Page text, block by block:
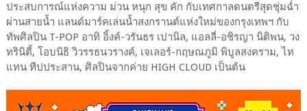
ประสบการณ์แห่งความ ม่วน หนุก สุข คัก กับเทศกาลดนตรีสุดชุ่มฉ่ำ
ผ่านสายน้ำ แลนด์มาร์คเล่นน้ำสงกรานต์แห่งใหม่ของกรุงเทพฯ กับ
ทัพศิลปิน T-POP อาทิ อิ้งค์-วรันธร เปานิล, แอลลี่-อชิรญา นิติพน, วง
ทรินิตี้, โอบนิธิ วิวรรธนวรางค์, เจเลอร์-กฤษณภูมิ พิบูลสงคราม, ไท
แทน ทีปประสาน, ศิลปินจากค่าย HIGH CLOUD เป็นต้น